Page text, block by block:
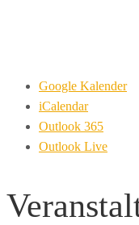
Google Kalender
iCalendar
Outlook 365
Outlook Live